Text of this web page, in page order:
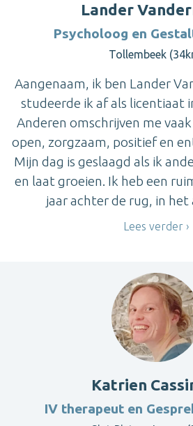
Lander
Psycholoog en
Tollembeek
Aangenaam, ik ben Lander
studeerde ik af als licentiaat
Anderen omschrijven me
open, zorgzaam, positief en
Mijn dag is geslaagd als ik
en laat groeien. Ik heb een
jaar achter de rug, in het
Lees verder
Katrien
IV therapeut en